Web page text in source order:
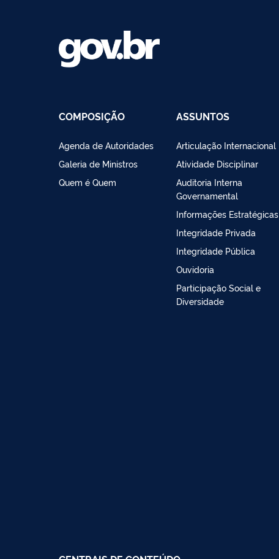
COMPOSIÇÃO
Agenda de Autoridades
Galeria de Ministros
Quem é Quem
ASSUNTOS
Articulação Internacional
Atividade Disciplinar
Auditoria Interna
Governamental
Informações Estratégicas
Integridade Privada
Integridade Pública
Ouvidoria
Participação Social e
Diversidade